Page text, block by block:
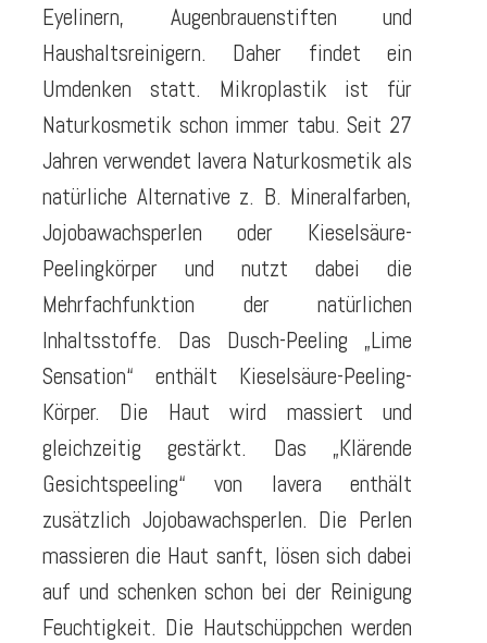
Eyelinern, Augenbrauenstiften und
Haushaltsreinigern. Daher findet ein
Umdenken statt. Mikroplastik ist für
Naturkosmetik schon immer tabu. Seit 27
Jahren verwendet lavera Naturkosmetik als
natürliche Alternative z. B. Mineralfarben,
Jojobawachsperlen oder Kieselsäure-
Peelingkörper und nutzt dabei die
Mehrfachfunktion der natürlichen
Inhaltsstoffe. Das Dusch-Peeling „Lime
Sensation“ enthält Kieselsäure-Peeling-
Körper. Die Haut wird massiert und
gleichzeitig gestärkt. Das „Klärende
Gesichtspeeling“ von lavera enthält
zusätzlich Jojobawachsperlen. Die Perlen
massieren die Haut sanft, lösen sich dabei
auf und schenken schon bei der Reinigung
Feuchtigkeit. Die Hautschüppchen werden